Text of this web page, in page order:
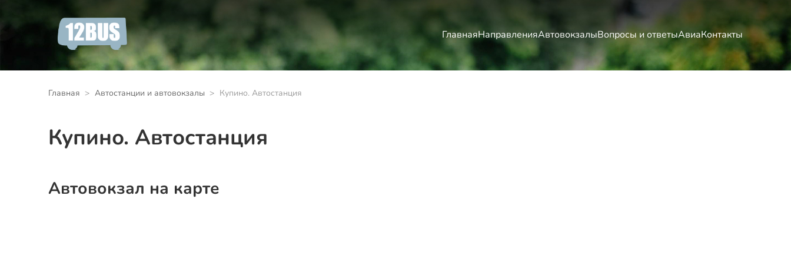
ГлавнаяНаправленияАвтовокзалыВопросы и ответыАвиаКонтакты
Главная Автостанции и автовокзалы Купино. Автостанция
Купино. Автостанция
Автовокзал на карте